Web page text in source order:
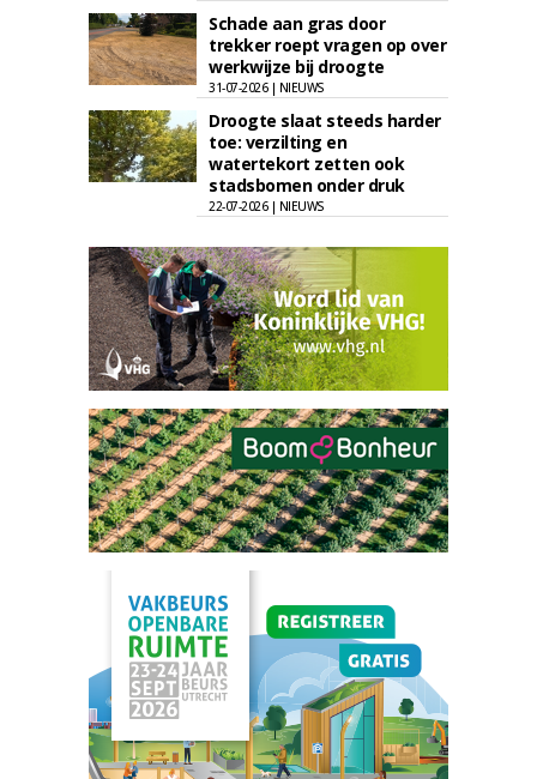
Schade aan gras door
trekker roept vragen op over
werkwijze bij droogte
31-07-2026 | NIEUWS
Droogte slaat steeds harder
toe: verzilting en
watertekort zetten ook
stadsbomen onder druk
22-07-2026 | NIEUWS